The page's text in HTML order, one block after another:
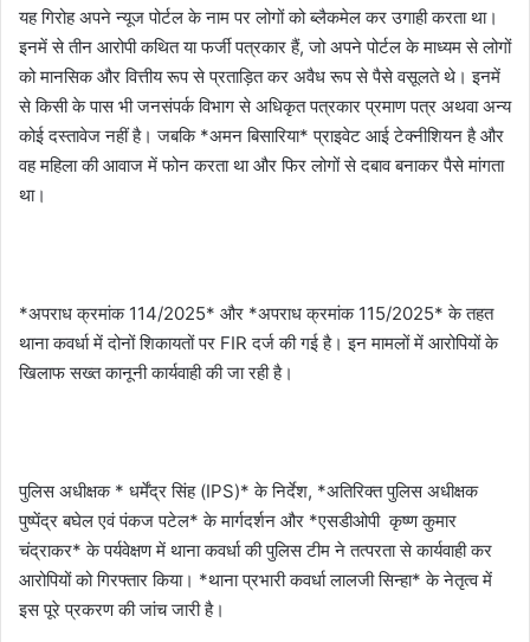
यह गिरोह अपने न्यूज पोर्टल के नाम पर लोगों को ब्लैकमेल कर उगाही करता था।
इनमें से तीन आरोपी कथित या फर्जी पत्रकार हैं, जो अपने पोर्टल के माध्यम से लोगों
को मानसिक और वित्तीय रूप से प्रताड़ित कर अवैध रूप से पैसे वसूलते थे। इनमें
से किसी के पास भी जनसंपर्क विभाग से अधिकृत पत्रकार प्रमाण पत्र अथवा अन्य
कोई दस्तावेज नहीं है। जबकि *अमन बिसारिया* प्राइवेट आई टेक्नीशियन है और
वह महिला की आवाज में फोन करता था और फिर लोगों से दबाव बनाकर पैसे मांगता
था।
*अपराध क्रमांक 114/2025* और *अपराध क्रमांक 115/2025* के तहत
थाना कवर्धा में दोनों शिकायतों पर FIR दर्ज की गई है। इन मामलों में आरोपियों के
खिलाफ सख्त कानूनी कार्यवाही की जा रही है।
पुलिस अधीक्षक * धर्मेंद्र सिंह (IPS)* के निर्देश, *अतिरिक्त पुलिस अधीक्षक
पुष्पेंद्र बघेल एवं पंकज पटेल* के मार्गदर्शन और *एसडीओपी कृष्ण कुमार
चंद्राकर* के पर्यवेक्षण में थाना कवर्धा की पुलिस टीम ने तत्परता से कार्यवाही कर
आरोपियों को गिरफ्तार किया। *थाना प्रभारी कवर्धा लालजी सिन्हा* के नेतृत्व में
इस पूरे प्रकरण की जांच जारी है।